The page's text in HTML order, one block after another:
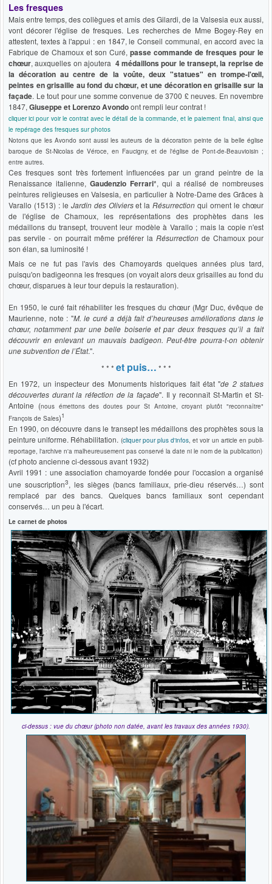
Les fresques
Mais entre temps, des collègues et amis des Gilardi, de la Valsesia eux aussi,
vont décorer l'église de fresques. Les recherches de Mme Bogey-Rey en
attestent, textes à l'appui : en 1847, le Conseil communal, en accord avec la
Fabrique de Chamoux et son Curé, passe commande de fresques pour le
chœur, auxquelles on ajoutera 4 médaillons pour le transept, la reprise de
la décoration au centre de la voûte, deux "statues" en trompe-l'œil,
peintes en grisaille au fond du chœur, et une décoration en grisaille sur la
façade. Le tout pour une somme convenue de 3700 £ neuves. En novembre
1847, Giuseppe et Lorenzo Avondoont rempli leur contrat !
cliquer ici pour voir le contrat avec le détail de la commande, et le paiement final, ainsi que
le repérage des fresques sur photos
Notons que les Avondo sont aussi les auteurs de la décoration peinte de la belle église
baroque de St-Nicolas de Véroce, en Faucigny, et de l'église de Pont-de-Beauvioisin ;
entre autres.
Ces fresques sont très fortement influencées par un grand peintre de la
Renaissance italienne, Gaudenzio Ferrari*, qui a réalisé de nombreuses
peintures religieuses en Valsesia, en particulier à Notre-Dame des Grâces à
Varallo (1513) : le Jardin des Olivierset laRésurrection qui ornent le chœur
de l'église de Chamoux, les représentations des prophètes dans les
médaillons du transept, trouvent leur modèle à Varallo ; mais la copie n'est
pas servile - on pourrait même préférer la Résurrection de Chamoux pour
son élan, sa luminosité !
Mais ce ne fut pas l'avis des Chamoyards quelques années plus tard,
puisqu'on badigeonna les fresques (on voyait alors deux grisailles au fond du
chœur, disparues à leur tour depuis la restauration).
En 1950, le curé fait réhabiliter les fresques du chœur (Mgr Duc, évêque de
Maurienne, note : "M. le curé a déjà fait d’heureuses améliorations dans le
chœur, notamment par une belle boiserie et par deux fresques qu’il a fait
découvrir en enlevant un mauvais badigeon. Peut-être pourra-t-on obtenir
une subvention de l’État.".
* * * et puis… * * *
En 1972, un inspecteur des Monuments historiques fait état "de 2 statues
découvertes durant la réfection de la façade". Il y reconnaît St-Martin et St-
Antoine (nous émettons des doutes pour St Antoine, croyant plutôt "reconnaître"
François de Sales)1
En 1990, on découvre dans le transept les médaillons des prophètes sous la
peinture uniforme. Réhabilitation. (cliquer pour plus d'infos , et voir un article en publi-
reportage, l'archive n'a malheureusement pas conservé la date ni le nom de la publication)
(cf photo ancienne ci-dessous avant 1932)
Avril 1991 : une association chamoyarde fondée pour l'occasion a organisé
une souscription3, les sièges (bancs familiaux, prie-dieu réservés…) sont
remplacé par des bancs. Quelques bancs familiaux sont cependant
conservés… un peu à l'écart.
Le carnet de photos
ci-dessus : vue du chœur (photo non datée, avant les travaux des années 1930).